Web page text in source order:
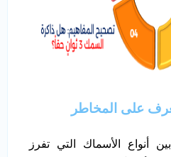
على المخاطر
أنواع الأسماك التي تفرز